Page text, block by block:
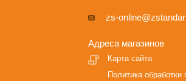
zs-
Адреса магазинов
Карта сайта
Политика обработки